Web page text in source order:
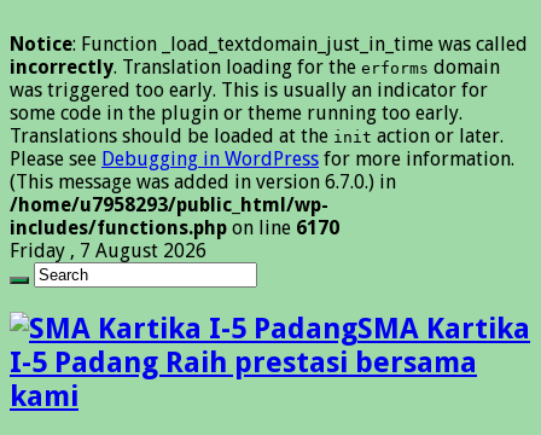
Notice: Function _load_textdomain_just_in_time was called
incorrectly. Translation loading for the erforms domain
was triggered too early. This is usually an indicator for
some code in the plugin or theme running too early.
Translations should be loaded at the init action or later.
Please see Debugging in WordPress for more information.
(This message was added in version 6.7.0.) in
/home/u7958293/public_html/wp-
includes/functions.php on line 6170
Friday , 7 August 2026
SMA Kartika
I-5 Padang Raih prestasi bersama
kami